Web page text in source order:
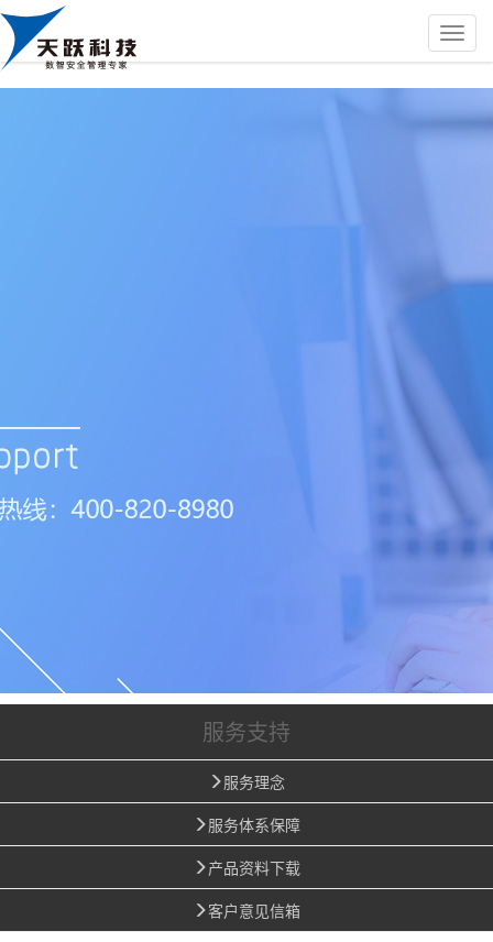
服务支持
服务理念
服务体系保障
产品资料下载
客户意见信箱